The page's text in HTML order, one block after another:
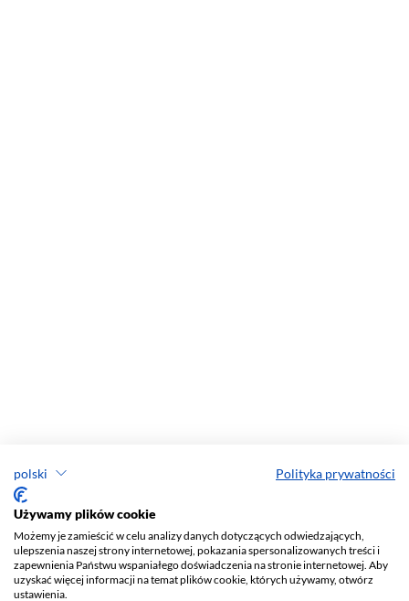
polski Polityka prywatności
Używamy plików cookie
Możemy je zamieścić w celu analizy danych dotyczących odwiedzających,
ulepszenia naszej strony internetowej, pokazania spersonalizowanych treści i
zapewnienia Państwu wspaniałego doświadczenia na stronie internetowej. Aby
uzyskać więcej informacji na temat plików cookie, których używamy, otwórz
ustawienia.